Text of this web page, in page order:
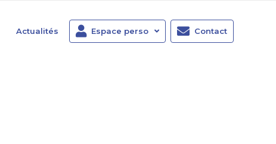
Actualités Espace perso Contact